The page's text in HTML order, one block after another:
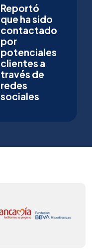
Reportó
que ha sido
contactado
por
potenciales
clientes a
través de
redes
sociales